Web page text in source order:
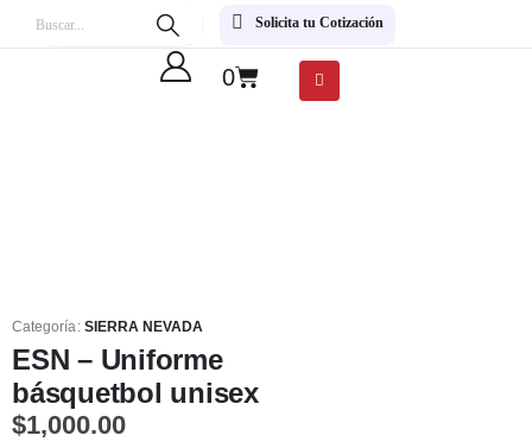
Solicita tu Cotización
0
Categoría: SIERRA NEVADA
ESN – Uniforme
básquetbol unisex
$1,000.00